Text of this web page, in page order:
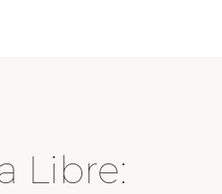
Libre: